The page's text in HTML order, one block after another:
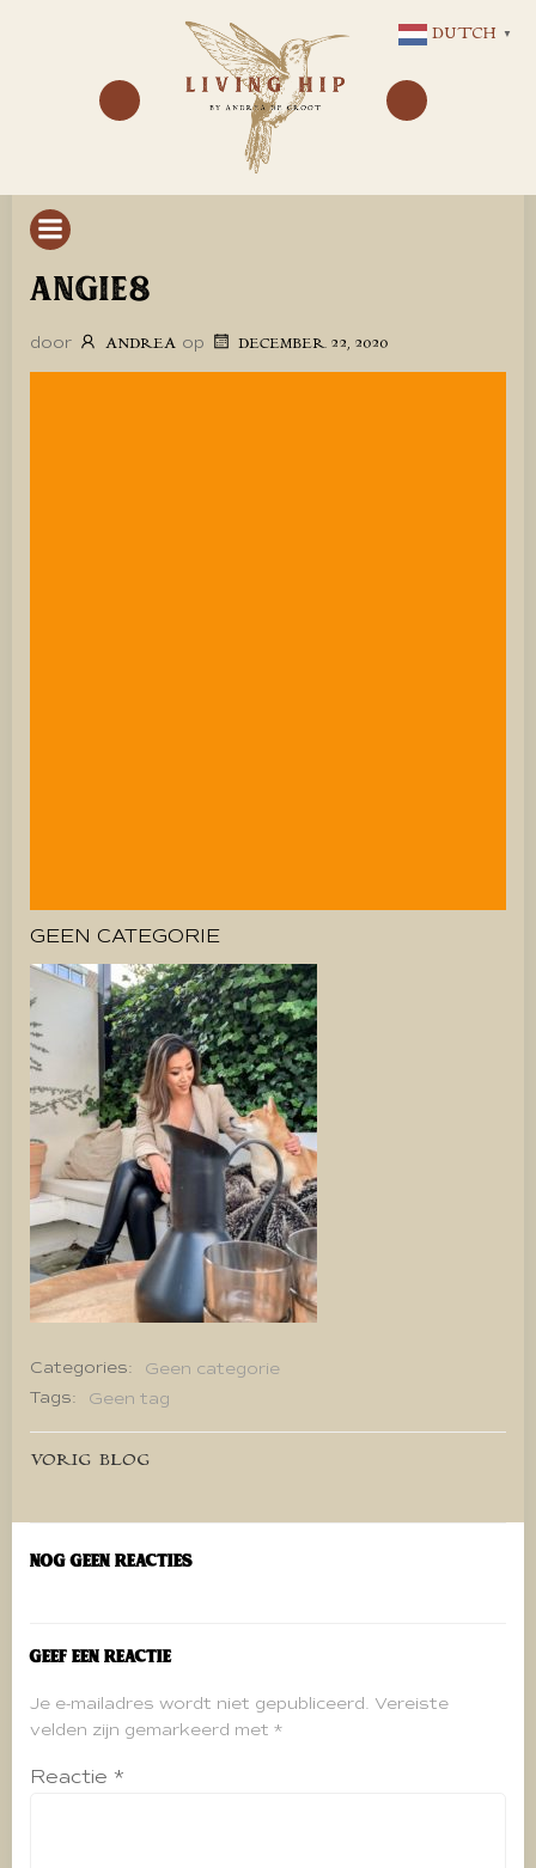
NAAR
DE
INHOUD
ANGIE8
door ANDREA op DECEMBER 22, 2020
GEEN CATEGORIE
Categories:
Geen categorie
Tags:
Geen tag
Bericht
navigatie
VORIG BLOG
Nog geen reacties
Geef een reactie
Je e-mailadres wordt niet gepubliceerd. Vereiste
velden zijn gemarkeerd met *
Reactie *
DUTCH ▼